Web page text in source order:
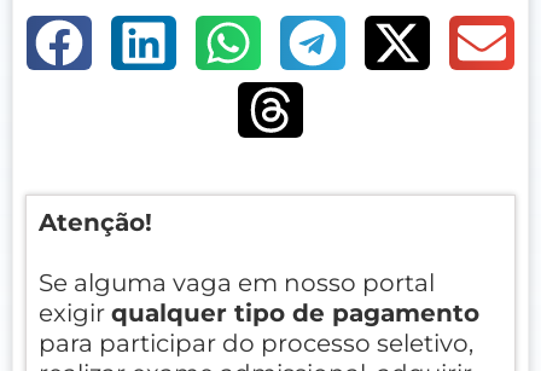
Atenção!
Se alguma vaga em nosso portal
exigir qualquer tipo de pagamento
para participar do processo seletivo,